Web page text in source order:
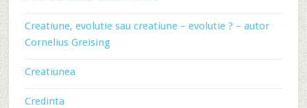
Creatiune, evolutie sau creatiune – evolutie ? – autor
Cornelius Greising
Creatiunea
Credinta